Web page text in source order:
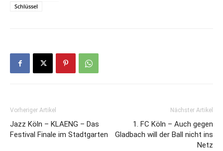
Schlüssel
Vorheriger Artikel
Jazz Köln – KLAENG – Das
Festival Finale im Stadtgarten
Nächster Artikel
1. FC Köln – Auch gegen
Gladbach will der Ball nicht ins
Netz